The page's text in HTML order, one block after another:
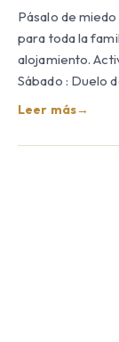
Pásalo de
para toda la
alojamiento.
Sábado : Duelo
Leer más→